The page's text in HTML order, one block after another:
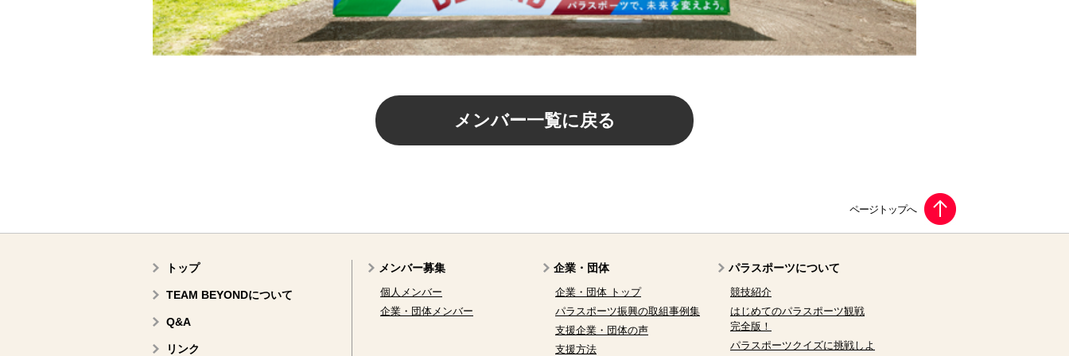
メンバー一覧に戻る
トップ
TEAM BEYONDについて
Q&A
リンク
メンバー募集
個人メンバー
企業・団体メンバー
企業・団体
企業・団体 トップ
パラスポーツ振興の取組事例集
支援企業・団体の声
支援方法
パラスポーツについて
競技紹介
はじめてのパラスポーツ観戦
完全版！
パラスポーツクイズに挑戦しよ